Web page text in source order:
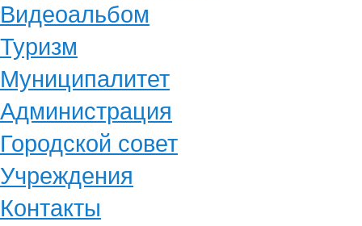
Видеоальбом
Туризм
Муниципалитет
Администрация
Городской совет
Учреждения
Контакты